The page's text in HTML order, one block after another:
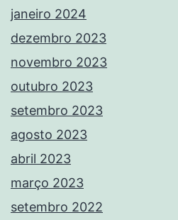
janeiro 2024
dezembro 2023
novembro 2023
outubro 2023
setembro 2023
agosto 2023
abril 2023
março 2023
setembro 2022